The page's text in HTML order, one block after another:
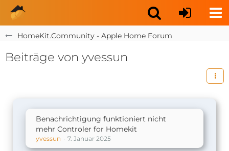
HomeKit.Community - Apple Home Forum
Beiträge von yvessun
Benachrichtigung funktioniert nicht
mehr Controler for Homekit
yvessun 7. Januar 2025